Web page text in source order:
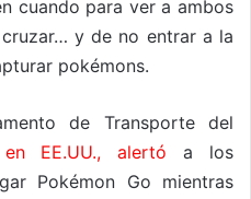
cuando para ver a ambos
y de no entrar a la
pokémons.
de Transporte del
EE.UU., alertó a los
Pokémon Go mientras